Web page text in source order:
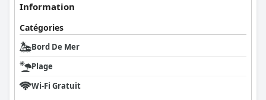
Information
Catégories
Bord De Mer
Plage
Wi-Fi Gratuit